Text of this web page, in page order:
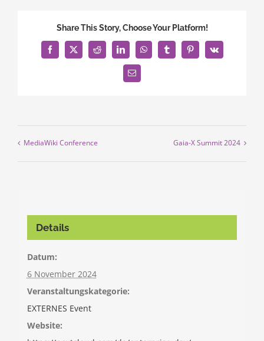
Share This Story, Choose Your Platform!
Facebook
X Reddit LinkedInWhatsAppTumblrPinterest
Vk
E-
Mail
MediaWiki Conference Gaia-X Summit 2024
Details
Datum:
6 November 2024
Veranstaltungskategorie:
EXTERNES Event
Website: